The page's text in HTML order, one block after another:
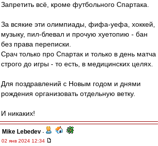
Запретить всё, кроме футбольного Спартака.
За всякие эти олимпиады, фифа-уефа, хоккей,
музыку, пил-блевал и прочую хуетопию - бан
без права переписки.
Срач только про Спартак и только в день матча
строго до игры - то есть, в медицинских целях.
Для поздравлений с Новым годом и днями
рождения организовать отдельную ветку.
И никаких!
Mike Lebedev -
02 янв 2024 12:34